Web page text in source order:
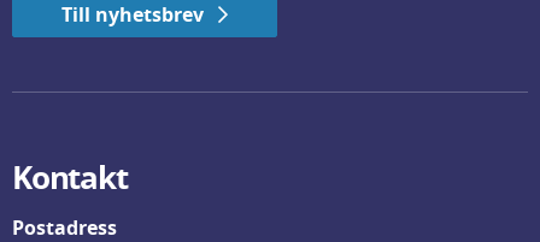
Till nyhetsbrev
Kontakt
Postadress